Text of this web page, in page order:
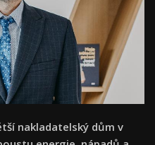
nakladatelský dům v